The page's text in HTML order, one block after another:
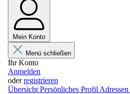
Mein Konto
Menü schließen
Ihr Konto
Anmelden
oderregistrieren
Übersicht Persönliches Profil Adressen